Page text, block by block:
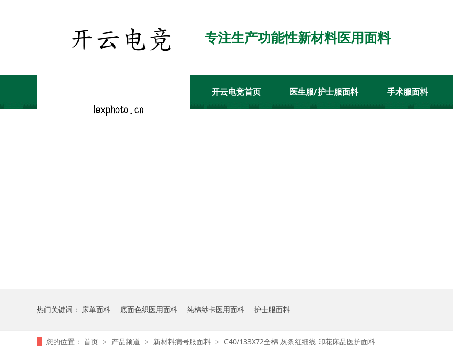
专注生产功能性新材料医用面料
开云电竞首页 医生服/护士服面料 手术服面料
热门关键词： 床单面料 底面色织医用面料 纯棉纱卡医用面料 护士服面料
您的位置： 首页 > 产品频道 > 新材料病号服面料 > C40/133X72全棉 灰条红细线 印花床品医护面料